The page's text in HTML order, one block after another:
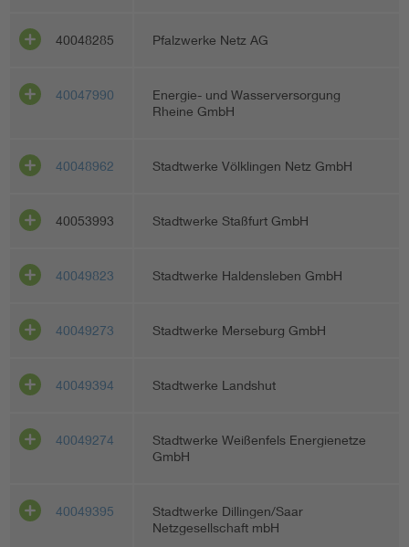
40048285 Pfalzwerke Netz AG
40047990
Energie- und Wasserversorgung
Rheine GmbH
40048962 Stadtwerke Völklingen Netz GmbH
40053993 Stadtwerke Staßfurt GmbH
40049823 Stadtwerke Haldensleben GmbH
40049273 Stadtwerke Merseburg GmbH
40049394 Stadtwerke Landshut
40049274
Stadtwerke Weißenfels Energienetze
GmbH
40049395
Stadtwerke Dillingen/Saar
Netzgesellschaft mbH